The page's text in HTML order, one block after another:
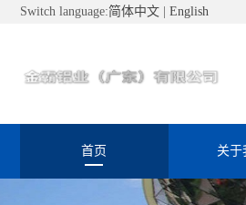
Switch language:简体中文 English
首页 关于